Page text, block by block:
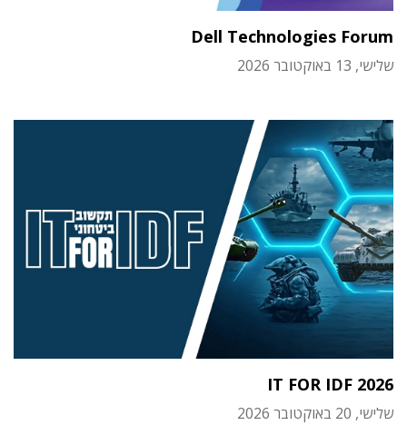
Dell Technologies Forum
שלישי, 13 באוקטובר 2026
IT FOR IDF 2026
שלישי, 20 באוקטובר 2026